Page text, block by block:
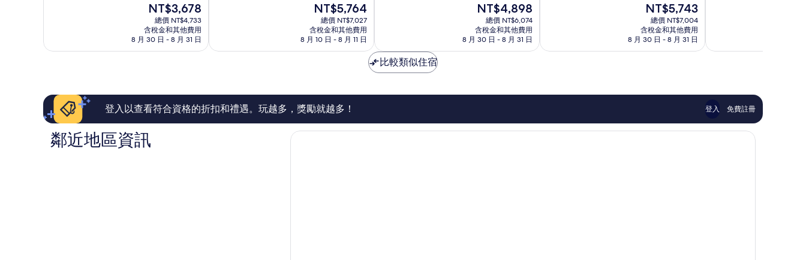
蒂
常
評
現
在
價
格
為
NT$3,678
總價 NT$4,733
含稅金和其他費用
8 月 30 日 - 8 月 31 日
特
讚，
論
現
在
價
格
為
NT$5,764
總價 NT$7,027
含稅金和其他費用
8 月 10 日 - 8 月 11 日
讚，
1,013
則
論
現
價
格
為
NT$4,898
總價 NT$6,074
含稅金和其他費用
8 月 30 日 - 8 月 31 日
讚，
論
現
在
價
格
為
NT$5,743
總價 NT$7,004
含稅金和其他費用
8 月 30 日 - 8 月 31 日
特
讚，
論
比較類似住宿
登入以查看符合資格的折扣和禮遇。玩越多，獎勵就越多！ 登入 免費註冊
鄰近地區資訊